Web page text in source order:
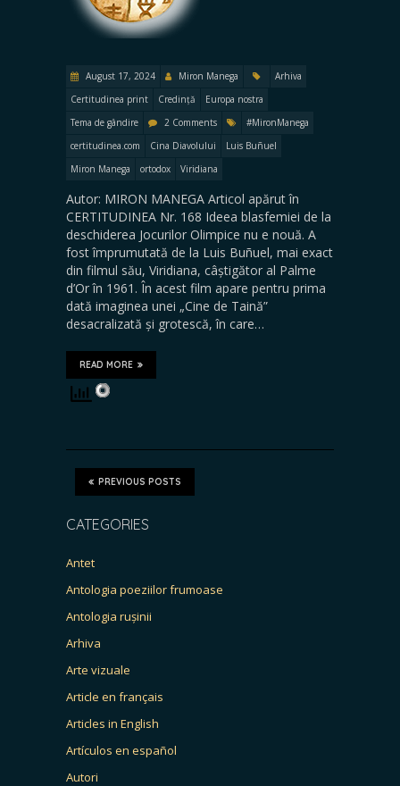
August 17, 2024 Miron Manega
Arhiva
Certitudinea print
Credință
Europa nostra
Tema de gândire
2 Comments
#MironManega
certitudinea.com
Cina Diavolului
Luis Buñuel
Miron Manega
ortodox Viridiana
Autor: MIRON MANEGA Articol apărut în
CERTITUDINEA Nr. 168 Ideea blasfemiei de la
deschiderea Jocurilor Olimpice nu e nouă. A
fost împrumutată de la Luis Buñuel, mai exact
din filmul său, Viridiana, câștigător al Palme
d’Or în 1961. În acest film apare pentru prima
dată imaginea unei „Cine de Taină”
desacralizată și grotescă, în care…
READ MORE
PREVIOUS POSTS
CATEGORIES
Antet
Antologia poeziilor frumoase
Antologia rușinii
Arhiva
Arte vizuale
Article en français
Articles in English
Artículos en español
Autori